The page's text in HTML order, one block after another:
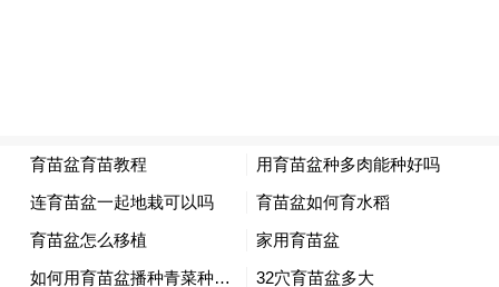
都在抖却坚持完成，这份敬业让角色有了灵
魂。”天津场，一位父亲带着女儿观影，孩子
全程八次落泪，那些藏在影片细节里的牵
挂，让父亲瞬间想起患阿尔茨海默症的姥